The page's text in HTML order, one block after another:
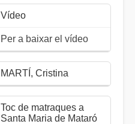
Vídeo
Per a baixar el vídeo
MARTÍ, Cristina
Toc de matraques a
Santa Maria de Mataró